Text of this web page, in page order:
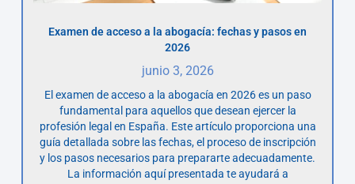
Examen de acceso a la abogacía: fechas y pasos en
2026
junio 3, 2026
El examen de acceso a la abogacía en 2026 es un paso
fundamental para aquellos que desean ejercer la
profesión legal en España. Este artículo proporciona una
guía detallada sobre las fechas, el proceso de inscripción
y los pasos necesarios para prepararte adecuadamente.
La información aquí presentada te ayudará a